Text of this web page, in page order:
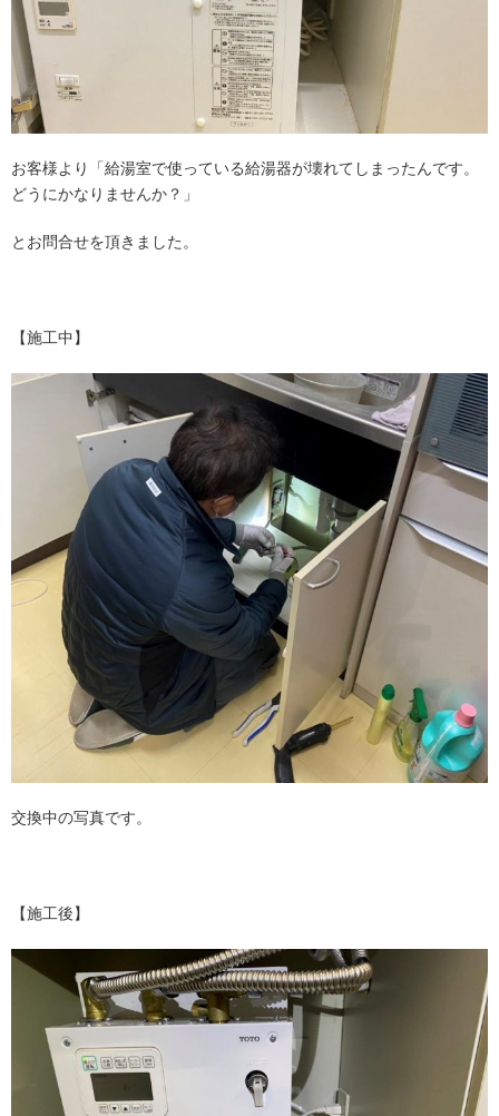
お客様より「給湯室で使っている給湯器が壊れてしまったんです。
どうにかなりませんか？」
とお問合せを頂きました。
【施工中】
交換中の写真です。
【施工後】